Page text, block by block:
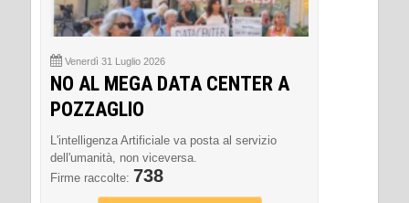
Venerdì 31 Luglio 2026
NO AL MEGA DATA CENTER A
POZZAGLIO
L'intelligenza Artificiale va posta al servizio
dell'umanità, non viceversa.
Firme raccolte: 738